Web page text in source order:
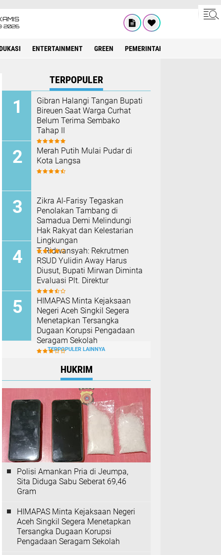
ENTERTAINMENT GREEN PEMERINTAH ACEH
TERPOPULER
Gibran Halangi Tangan Bupati
Bireuen Saat Warga Curhat
Belum Terima Sembako
Tahap II
Merah Putih Mulai Pudar di
Kota Langsa
Zikra Al-Farisy Tegaskan
Penolakan Tambang di
Samadua Demi Melindungi
Hak Rakyat dan Kelestarian
Lingkungan
T. Ridwansyah: Rekrutmen
RSUD Yulidin Away Harus
Diusut, Bupati Mirwan Diminta
Evaluasi Plt. Direktur
HIMAPAS Minta Kejaksaan
Negeri Aceh Singkil Segera
Menetapkan Tersangka
Dugaan Korupsi Pengadaan
Seragam Sekolah
TERPOPULER LAINNYA
HUKRIM
Polisi Amankan Pria di Jeumpa,
Sita Diduga Sabu Seberat 69,46
Gram
HIMAPAS Minta Kejaksaan Negeri
Aceh Singkil Segera Menetapkan
Tersangka Dugaan Korupsi
Pengadaan Seragam Sekolah